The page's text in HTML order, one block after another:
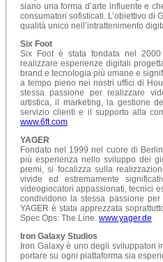
siano una forma d’arte influente e
consumatori sofisticati. L’obiettivo di
qualità unico nell’intrattenimento
Six Foot
Six Foot è stata fondata nel
realizzare esperienze digitali
brand e tecnologia più umane e
a tempo pieno nei nostri uffici di
stessa passione per realizzare
artistica, il marketing, la gestione
servizio clienti e il supporto alla
www.6ft.com
YAGER
Fondato nel 1999 nel cuore di
più esperienza nello sviluppo dei
premi, si focalizza sulla
vivide ed estremamente
videogiocatori appassionati, tecnici
condividono la stessa passione
YAGER è stata apprezzata
Spec Ops: The Line. www.yager.de
Iron Galaxy Studios
Iron Galaxy è uno degli sviluppatori
portare su ogni piattaforma sia